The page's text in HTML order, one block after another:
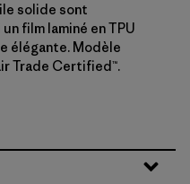
solide sont
film laminé en TPU
élégante. Modèle
Trade Certified™.